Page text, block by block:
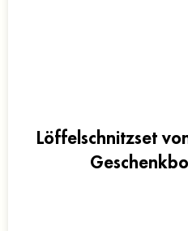
Löffelschnitzset